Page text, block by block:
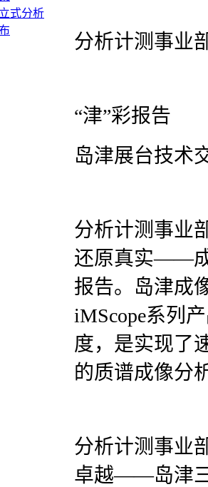
式分析
分析计测事业
“津”彩报告
岛津展台技术
分析计测事业
还原真实——成
报告。岛津成
iMScope系列
度，是实现了
的质谱成像分
分析计测事业
卓越——岛津三